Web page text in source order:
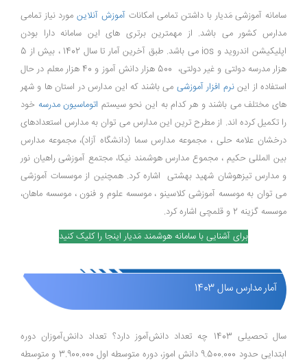
سامانه آموزشی مَدیار با داشتن تمامی امکاناتآموزش آنلاینمورد نیاز تمامی
مدارس کشور می باشد. از مهمترین برتری های این سامانه دارا بودن
اپلیکیشن اندروید و ios می باشد. طبق آخرین آمار تا سال 1402 ، بیش از 5
هزار مدرسه دولتی و غیر دولتی، 500 هزار دانش آموز و 40 هزار معلم در حال
استفاده از ایننرم افزار آموزشی می باشند که این مدارس در استان ها و شهر
های مختلف می باشند و هر کدام به این نحو سیستم اتوماسیون مدرسه خود
را تکمیل کرده اند. از مطرح ترین این مدارس می توان به مدارس استعدادهای
درخشان علامه حلی ، مجموعه مدارس سما (دانشگاه آزاد)، مجموعه مدارس
بین المللی حکیم ، مجموع مدارس هوشمند نیکا، مجتمع آموزشی راهیان نور
و مدارس تیزهوشان شهید بهشتی اشاره کرد. همچنین از موسسات آموزشی
می توان به موسسه آموزشی کلاسینو ، موسسه علوم و فنون ، موسسه ماهان،
موسسه گزینه 2 و قلمچی اشاره کرد.
برای آشنایی با سامانه هوشمند مَدیار اینجا را کلیک کنید
آمار مدارس سال 1403
سال تحصیلی 1403 چه تعداد دانش‌آموز دارد؟ تعداد دانش‌آموزان دوره
ابتدایی حدود 9.500.000 دانش اموز، دوره متوسطه اول 3.900.000 و متوسطه